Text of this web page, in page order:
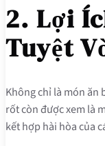
2. Lợi
Tuyệt
Không chỉ là món ăn
rốt còn được xem là
kết hợp hài hòa của